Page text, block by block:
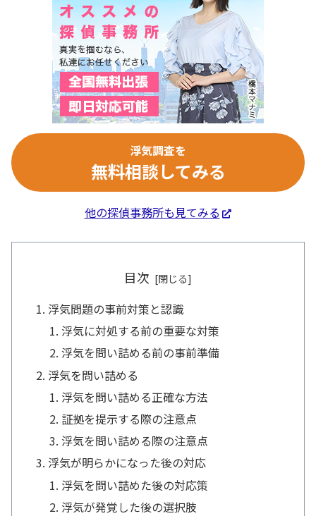
浮気調査を
無料相談してみる
他の探偵事務所も見てみる
目次
浮気問題の事前対策と認識
浮気に対処する前の重要な対策
浮気を問い詰める前の事前準備
浮気を問い詰める
浮気を問い詰める正確な方法
証拠を提示する際の注意点
浮気を問い詰める際の注意点
浮気が明らかになった後の対応
浮気を問い詰めた後の対応策
浮気が発覚した後の選択肢